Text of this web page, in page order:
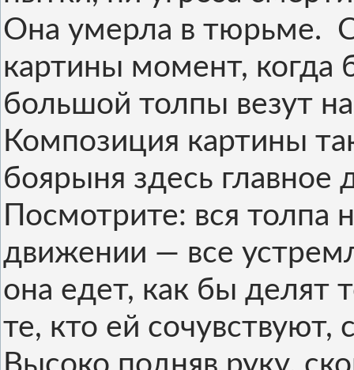
Она умерла в тюрьме.
картины момент,
большой толпы везут
Композиция картины
боярыня здесь
Посмотрите: вся толпа
движении — все
она едет, как бы делят
те, кто ей сочувствуют,